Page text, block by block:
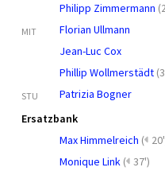
Philipp Zimmermann (
MIT
Florian Ullmann
Jean-Luc Cox
Phillip Wollmerstädt (
STU
Patrizia Bogner
Ersatzbank
Max Himmelreich (
Monique Link ( 37')